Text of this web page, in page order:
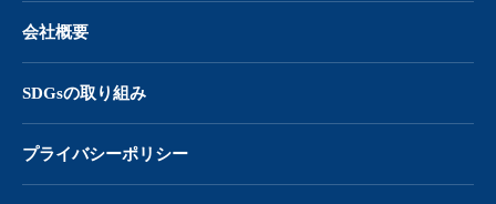
会社概要
SDGsの取り組み
プライバシーポリシー